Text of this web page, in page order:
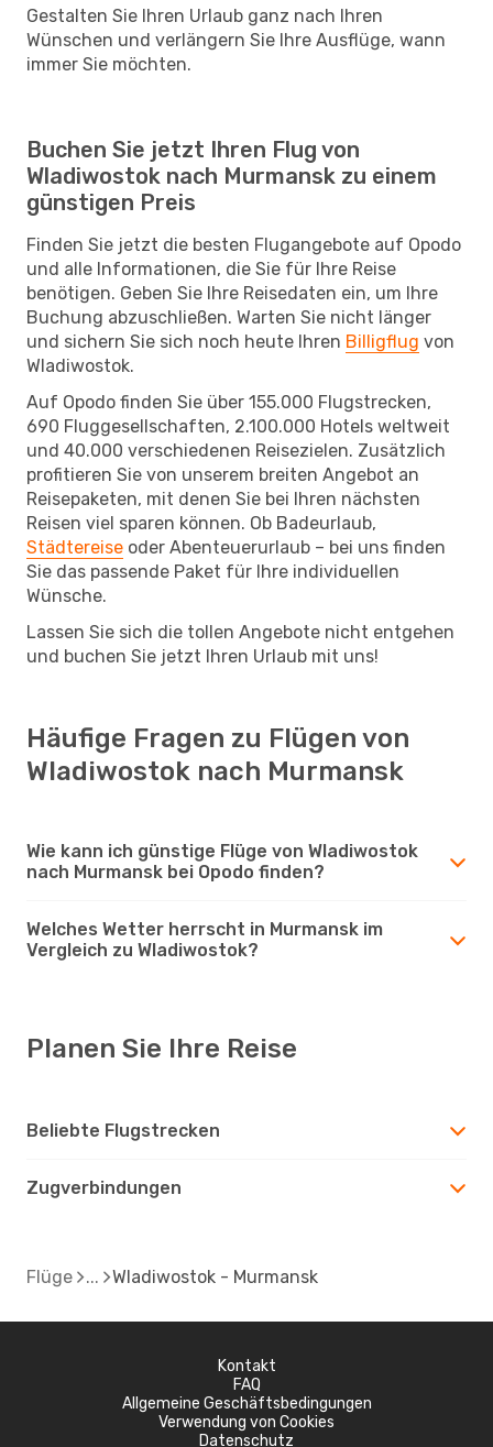
Gestalten Sie Ihren Urlaub ganz nach Ihren
Wünschen und verlängern Sie Ihre Ausflüge, wann
immer Sie möchten.
Buchen Sie jetzt Ihren Flug von
Wladiwostok nach Murmansk zu einem
günstigen Preis
Finden Sie jetzt die besten Flugangebote auf Opodo
und alle Informationen, die Sie für Ihre Reise
benötigen. Geben Sie Ihre Reisedaten ein, um Ihre
Buchung abzuschließen. Warten Sie nicht länger
und sichern Sie sich noch heute Ihren Billigflug von
Wladiwostok.
Auf Opodo finden Sie über 155.000 Flugstrecken,
690 Fluggesellschaften, 2.100.000 Hotels weltweit
und 40.000 verschiedenen Reisezielen. Zusätzlich
profitieren Sie von unserem breiten Angebot an
Reisepaketen, mit denen Sie bei Ihren nächsten
Reisen viel sparen können. Ob Badeurlaub,
Städtereise oder Abenteuerurlaub – bei uns finden
Sie das passende Paket für Ihre individuellen
Wünsche.
Lassen Sie sich die tollen Angebote nicht entgehen
und buchen Sie jetzt Ihren Urlaub mit uns!
Häufige Fragen zu Flügen von
Wladiwostok nach Murmansk
Wie kann ich günstige Flüge von Wladiwostok
nach Murmansk bei Opodo finden?
Welches Wetter herrscht in Murmansk im
Vergleich zu Wladiwostok?
Planen Sie Ihre Reise
Beliebte Flugstrecken
Zugverbindungen
Flüge Wladiwostok - Murmansk
Kontakt
FAQ
Allgemeine Geschäftsbedingungen
Verwendung von Cookies
Datenschutz